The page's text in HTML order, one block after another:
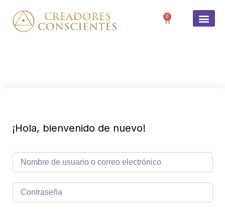
0
¡Hola, bienvenido de nuevo!